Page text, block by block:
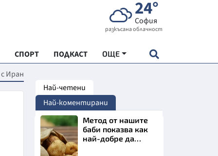
24°
София
разкъсана облачност
СПОРТ ПОДКАСТ ОЩЕ
"ЧУДЕСАТА НА БЪЛГАРИЯ"
Иран
Най-четени
Най-коментирани
Метод от нашите
баби показва как
най-добре да